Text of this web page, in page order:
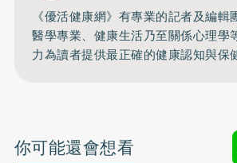
《優活健康網》有專業的記者及編輯
醫學專業、健康生活乃至關係心理學
力為讀者提供最正確的健康認知與保
你可能還會想看